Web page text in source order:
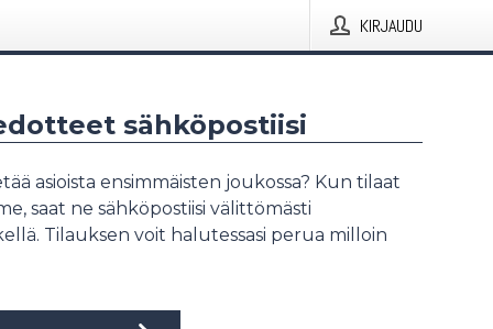
KIRJAUDU
sähköpostiisi
asioista ensimmäisten joukossa? Kun tilaat
saat ne sähköpostiisi välittömästi
Tilauksen voit halutessasi perua milloin